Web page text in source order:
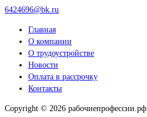
6424696@bk.ru
Главная
О компании
О трудоустройстве
Новости
Оплата в рассрочку
Контакты
Copyright © 2026 рабочиепрофессии.рф